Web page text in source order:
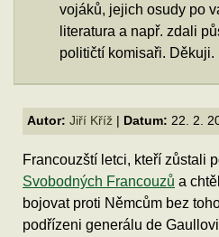
vojáků, jejich osudy po
literatura a např. zdali
političtí komisaři. Děkuji.
Autor: Jiří Kříž Datum: 22. 2.
Francouzští letci, kteří zůstali
Svobodných Francouzů a
bojovat proti Němcům bez
podřízeni generálu de